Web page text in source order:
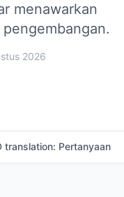
menawarkan
2026
translation: Pertanyaan